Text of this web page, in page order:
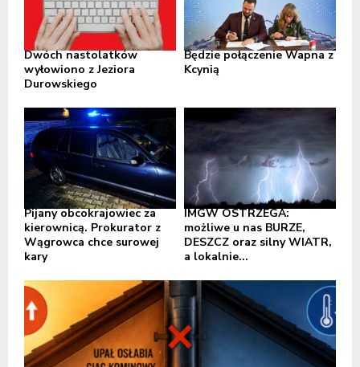
Dwóch nastolatków
wyłowiono z Jeziora
Durowskiego
Będzie połączenie Wapna z
Kcynią
Pijany obcokrajowiec za
kierownicą. Prokurator z
Wągrowca chce surowej
kary
IMGW OSTRZEGA:
możliwe u nas BURZE,
DESZCZ oraz silny WIATR,
a lokalnie...